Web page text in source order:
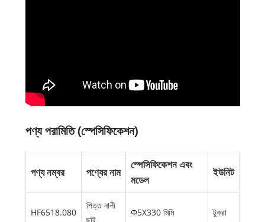
পণ্য পরামিতি (স্পেসিফিকেশন)
পণ্য নম্বর পণ্যের নাম
স্পেসিফিকেশন এবং
মডেল
ইউনিট
HF6518.080
পিত্ত নালী
Φ5X330 মিমি টুকরা